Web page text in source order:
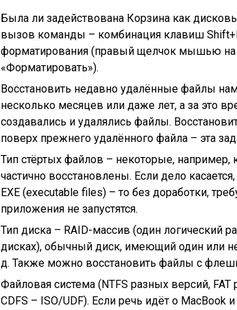
Была ли задействована Корзина как
вызов команды – комбинация клавиш
форматирования (правый щелчок мышью на
«Форматировать»).
Восстановить недавно удалённые файлы
несколько месяцев или даже лет, а за это
создавались и удалялись файлы.
поверх прежнего удалённого файла – эта
Тип стёртых файлов – некоторые, например,
частично восстановлены. Если дело
EXE (executable files) – то без доработки,
приложения не запустятся.
Тип диска – RAID-массив (один логический
дисках), обычный диск, имеющий один или
д. Также можно восстановить файлы с
Файловая система (NTFS разных версий,
CDFS – ISO/UDF). Если речь идёт о MacBook